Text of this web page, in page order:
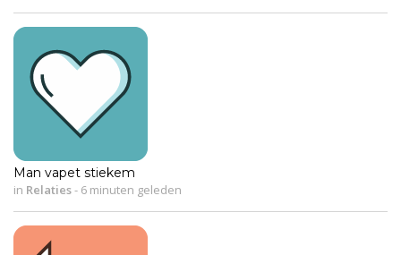
Man vapet stiekem
in Relaties- 6 minuten geleden